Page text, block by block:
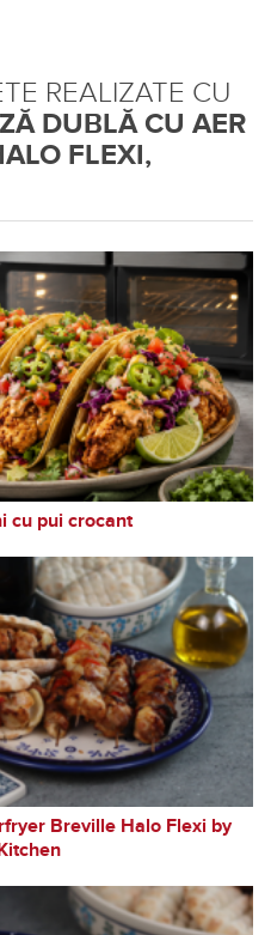
REALIZATE CU
DUBLĂ CU AER
FLEXI,
cu pui crocant
Breville Halo Flexi by